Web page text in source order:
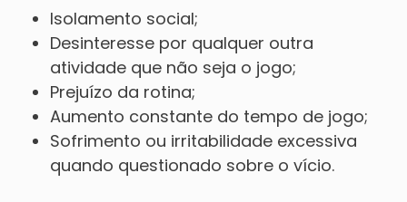
Isolamento social;
Desinteresse por qualquer outra
atividade que não seja o jogo;
Prejuízo da rotina;
Aumento constante do tempo de jogo;
Sofrimento ou irritabilidade excessiva
quando questionado sobre o vício.